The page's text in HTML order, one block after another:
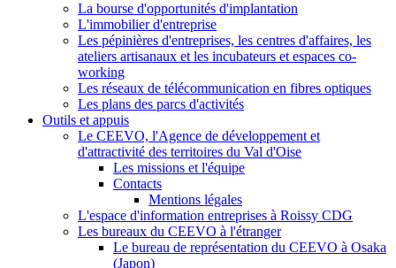
La bourse d'opportunités d'implantation
L'immobilier d'entreprise
Les pépinières d'entreprises, les centres d'affaires, les
ateliers artisanaux et les incubateurs et espaces co-
working
Les réseaux de télécommunication en fibres optiques
Les plans des parcs d'activités
Outils et appuis
Le CEEVO, l'Agence de développement et
d'attractivité des territoires du Val d'Oise
Les missions et l'équipe
Contacts
Mentions légales
L'espace d'information entreprises à Roissy CDG
Les bureaux du CEEVO à l'étranger
Le bureau de représentation du CEEVO à Osaka
(Japon)